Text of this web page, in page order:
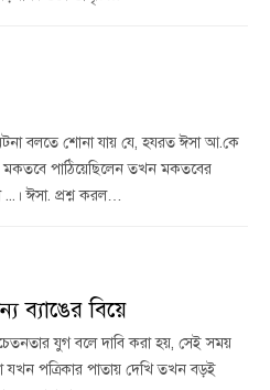
বলতে শোনা যায় যে, হযরত ঈসা আ.কে
মকতবে পাঠিয়েছিলেন তখন মকতবের
ঈসা. প্রশ্ন করল…
ব্যাঙের বিয়ে
যুগ বলে দাবি করা হয়, সেই সময়
যখন পত্রিকার পাতায় দেখি তখন বড়ই